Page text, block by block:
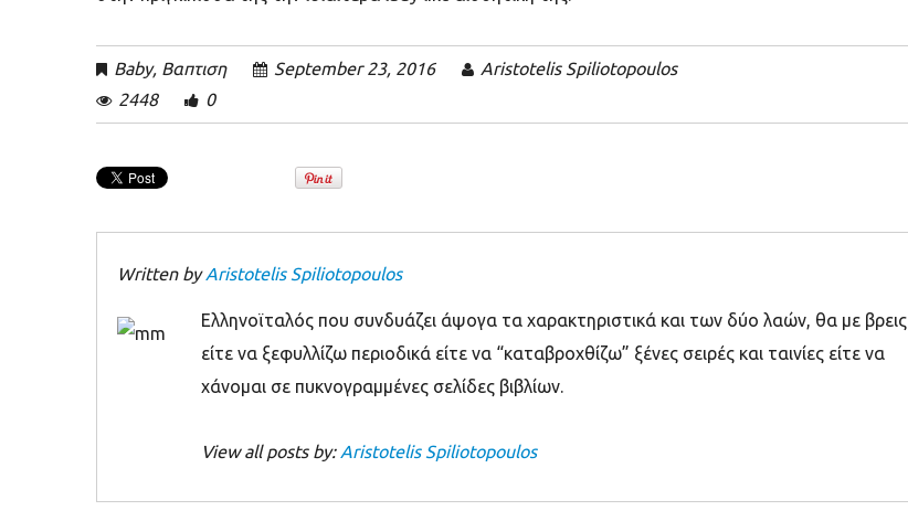
Baby, Βαπτιση September 23, 2016
Aristotelis Spiliotopoulos
2448
0
Written byAristotelis Spiliotopoulos
Ελληνοϊταλός που συνδυάζει άψογα τα χαρακτηριστικά και των δύο λαών, θα με βρεις
είτε να ξεφυλλίζω περιοδικά είτε να “καταβροχθίζω” ξένες σειρές και ταινίες είτε να
χάνομαι σε πυκνογραμμένες σελίδες βιβλίων.
View all posts by: Aristotelis Spiliotopoulos